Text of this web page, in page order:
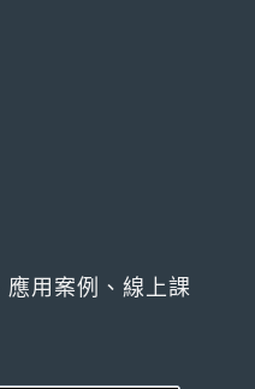
用案例、線上課